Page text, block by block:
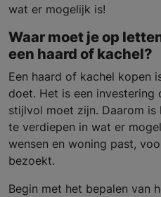
wat er mogelijk is!
Waar moet je op
een haard of kachel?
Een haard of kachel kopen
doet. Het is een
stijlvol moet zijn. Daarom
te verdiepen in wat er
wensen en woning past,
bezoekt.
Begin met het bepalen van